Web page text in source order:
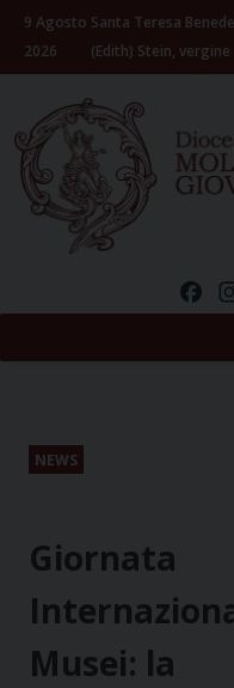
Skip
content
9 Agosto
2026
Santa Teresa
(Edith) Stein, vergine
NEWS
Giornata
Musei: la